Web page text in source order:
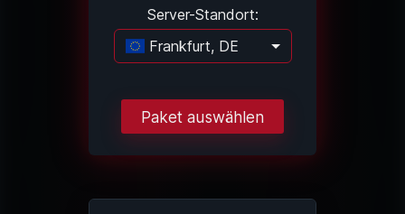
Server-Standort:
Frankfurt, DE
Lade...
Paket auswählen